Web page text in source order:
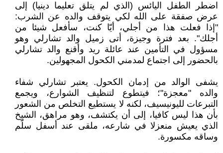
اضطر الطفل اليائس (الذي لم يتلق تعليما دينيا) إلى
عرض صفقة على الله لكي يتوقف والده عن الشرب:
"إذا فعلت هذا من أجلي، أيّا كنت، سأفعل شيئا من
أجلك". بعد فترة وجيزة، أتى زميل والد تشارلي وهو
مسؤول في التأمين عند عائلة ريد وأقنع والد تشارلي
بالحضور إلى اجتماع لمدمني الكحول المجهولين.
يشفى الوالد من إدمان الكحول. يعتبر تشارلي شفاء
والده "معجزة"؛ فيتطوع لتنظيف الشوارع، ويجمع
التبرعات لليونيسيف، لكنه لا يستطيع التخلص من الشعور
بأن هذا ليس كافيا، إلى أن يكتشف، وهو مراهق، الشيخ
الذي يعيش منعزلا في شارعه، ملقى عند أسفل سلّم
وساقه مكسورة.